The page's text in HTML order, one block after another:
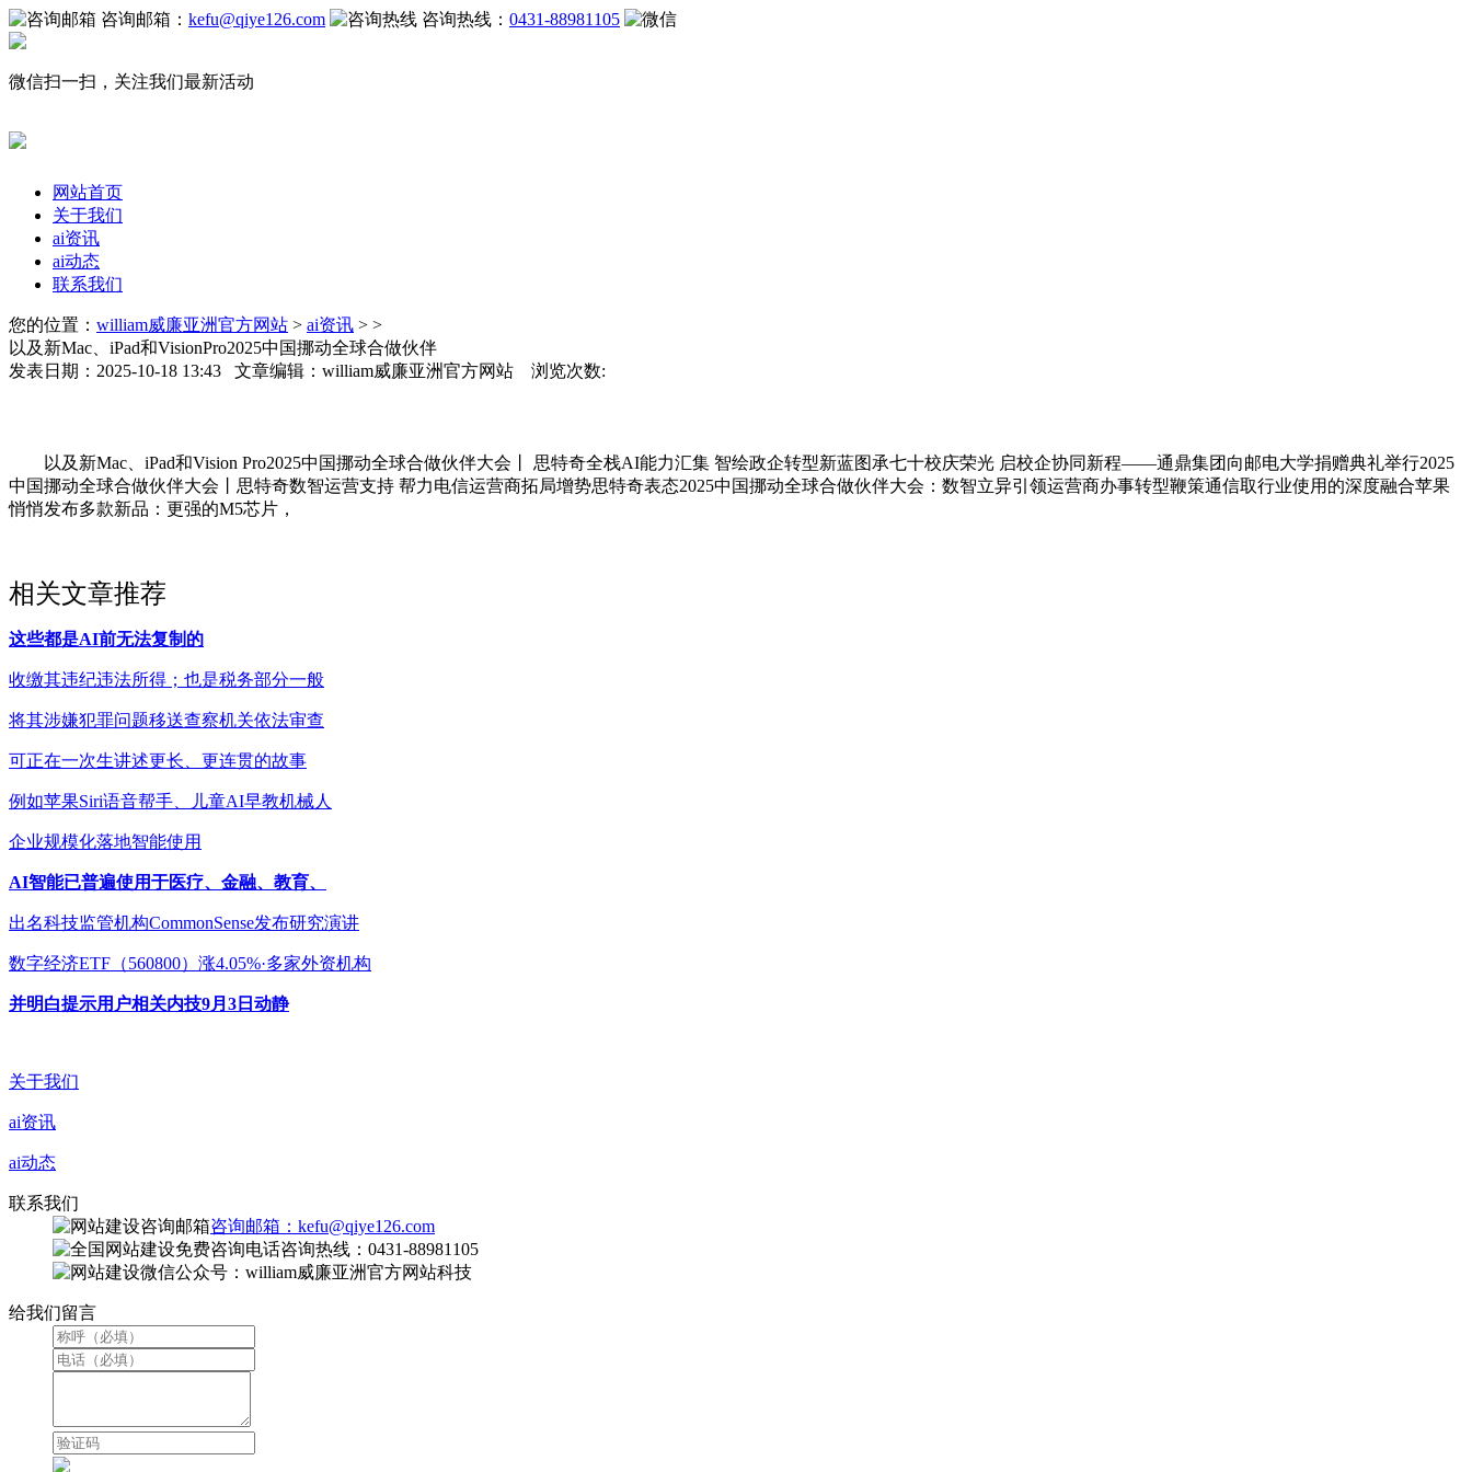
咨询邮箱： kefu@qiye126.com 咨询热线： 0431-88981105
微信扫一扫，关注我们最新活动
网站首页
关于我们
ai资讯
ai动态
联系我们
您的位置： william威廉亚洲官方网站 > ai资讯 > >
以及新Mac、iPad和VisionPro2025中国挪动全球合做伙伴
发表日期：2025-10-18 13:43 文章编辑：william威廉亚洲官方网站 浏览次数:
以及新Mac、iPad和Vision Pro2025中国挪动全球合做伙伴大会丨 思特奇全栈AI能力汇集 智绘政企转型新蓝图承七十校庆荣光 启校企协同新程——通鼎集团向邮电大学捐赠典礼举行2025
中国挪动全球合做伙伴大会丨思特奇数智运营支持 帮力电信运营商拓局增势思特奇表态2025中国挪动全球合做伙伴大会：数智立异引领运营商办事转型鞭策通信取行业使用的深度融合苹果
悄悄发布多款新品：更强的M5芯片，
相关文章推荐
这些都是AI前无法复制的
收缴其违纪违法所得；也是税务部分一般
将其涉嫌犯罪问题移送查察机关依法审查
可正在一次生讲述更长、更连贯的故事
例如苹果Siri语音帮手、儿童AI早教机械人
企业规模化落地智能使用
AI智能已普遍使用于医疗、金融、教育、
出名科技监管机构CommonSense发布研究演讲
数字经济ETF（560800）涨4.05%·多家外资机构
并明白提示用户相关内技9月3日动静
关于我们
ai资讯
ai动态
联系我们
咨询邮箱：kefu@qiye126.com
咨询热线：0431-88981105
微信公众号：william威廉亚洲官方网站科技
给我们留言